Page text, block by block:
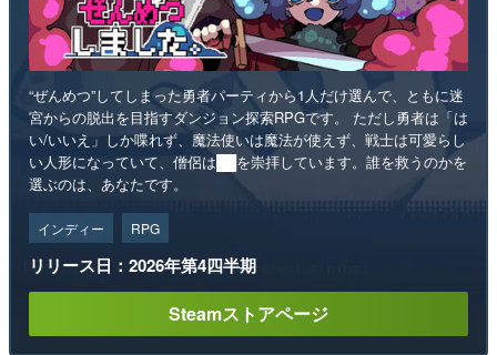
“ぜんめつ”してしまった勇者パーティから1人だけ選んで、ともに迷
宮からの脱出を目指すダンジョン探索RPGです。 ただし勇者は「は
い/いいえ」しか喋れず、魔法使いは魔法が使えず、戦士は可愛らし
い人形になっていて、僧侶は██を崇拝しています。誰を救うのかを
選ぶのは、あなたです。
インディー RPG
リリース日：2026年第4四半期
Steamストアページ